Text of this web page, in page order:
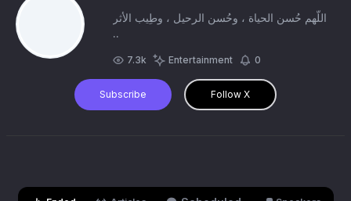
اللّهم حُسن الحياة ، وحُسن الرحيل ، وطِيب الأثر
..
7.3k Entertainment 0
Subscribe Follow X